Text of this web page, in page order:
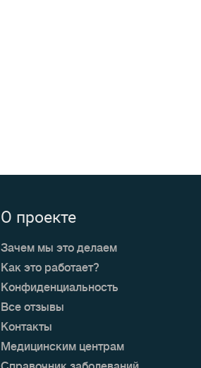
О проекте
Зачем мы это делаем
Как это работает?
Конфиденциальность
Все отзывы
Контакты
Медицинским центрам